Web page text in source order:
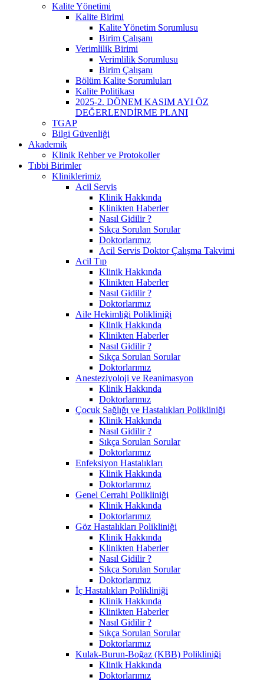
Kalite Yönetimi
Kalite Birimi
Kalite Yönetim Sorumlusu
Birim Çalışanı
Verimlilik Birimi
Verimlilik Sorumlusu
Birim Çalışanı
Bölüm Kalite Sorumluları
Kalite Politikası
2025-2. DÖNEM KASIM AYI ÖZ
DEĞERLENDİRME PLANI
TGAP
Bilgi Güvenliği
Akademik
Klinik Rehber ve Protokoller
Tıbbi Birimler
Kliniklerimiz
Acil Servis
Klinik Hakkında
Klinikten Haberler
Nasıl Gidilir ?
Sıkça Sorulan Sorular
Doktorlarımız
Acil Servis Doktor Çalışma Takvimi
Acil Tıp
Klinik Hakkında
Klinikten Haberler
Nasıl Gidilir ?
Doktorlarımız
Aile Hekimliği Polikliniği
Klinik Hakkında
Klinikten Haberler
Nasıl Gidilir ?
Sıkça Sorulan Sorular
Doktorlarımız
Anesteziyoloji ve Reanimasyon
Klinik Hakkında
Doktorlarımız
Çocuk Sağlığı ve Hastalıkları Polikliniği
Klinik Hakkında
Nasıl Gidilir ?
Sıkça Sorulan Sorular
Doktorlarımız
Enfeksiyon Hastalıkları
Klinik Hakkında
Doktorlarımız
Genel Cerrahi Polikliniği
Klinik Hakkında
Doktorlarımız
Göz Hastalıkları Polikliniği
Klinik Hakkında
Klinikten Haberler
Nasıl Gidilir ?
Sıkça Sorulan Sorular
Doktorlarımız
İç Hastalıkları Polikliniği
Klinik Hakkında
Klinikten Haberler
Nasıl Gidilir ?
Sıkça Sorulan Sorular
Doktorlarımız
Kulak-Burun-Boğaz (KBB) Polikliniği
Klinik Hakkında
Doktorlarımız